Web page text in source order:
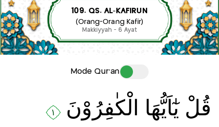
109. QS. AL-KAFIRUN
(Orang-Orang Kafir)
Makkiyyah - 6 Ayat
Mode Qur'an
قُلْ يٰٓاَيُّهَا الْكٰفِرُوْنَ ١